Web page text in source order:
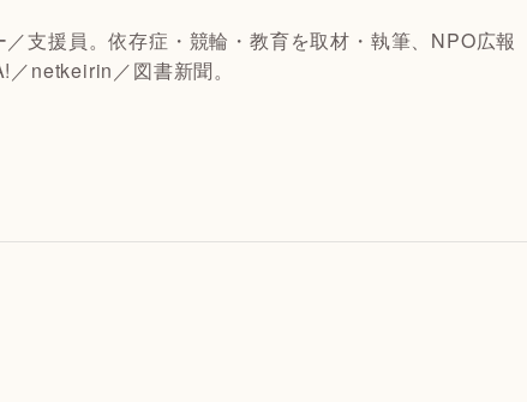
支援員。依存症・競輪・教育を取材・執筆、NPO広報
netkeirin／図書新聞。